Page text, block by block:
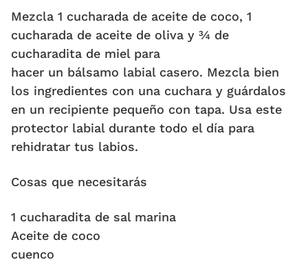
Mezcla 1 cucharada de aceite de coco, 1
cucharada de aceite de oliva y ¾ de
cucharadita de miel para
hacer un bálsamo labial casero. Mezcla bien
los ingredientes con una cuchara y guárdalos
en un recipiente pequeño con tapa. Usa este
protector labial durante todo el día para
rehidratar tus labios.
Cosas que necesitarás
1 cucharadita de sal marina
Aceite de coco
cuenco